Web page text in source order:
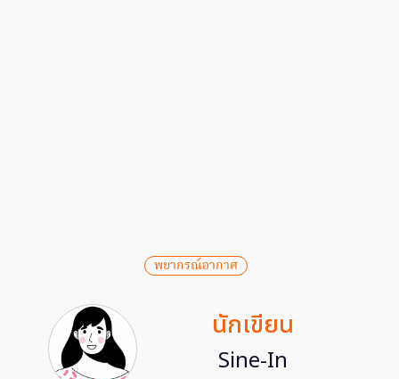
พยากรณ์อากาศ
นักเขียน
Sine-In